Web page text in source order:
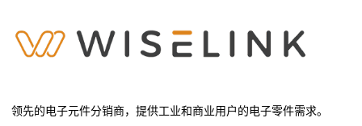
领先的电子元件分销商，提供工业和商业用户的电子零件需求。